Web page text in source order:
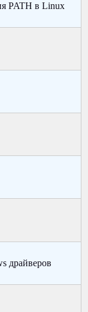
PATH в Linux
драйверов